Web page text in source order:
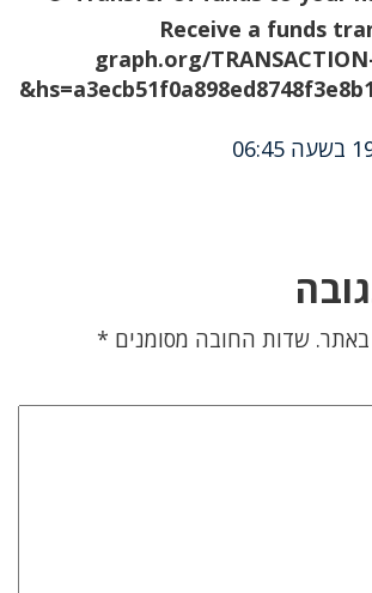
Receive a funds
graph.org/
באתר. שדות החובה מסומנים *